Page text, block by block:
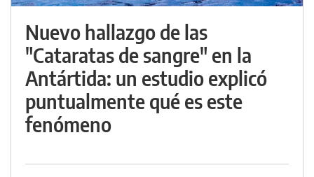
Nuevo hallazgo de las
"Cataratas de sangre" en la
Antártida: un estudio explicó
puntualmente qué es este
fenómeno